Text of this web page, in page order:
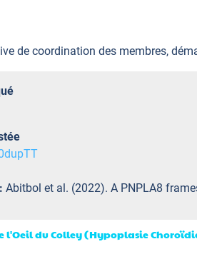
de coordination des membres,
Abitbol et al. (2022). A PNPLA8
l'Oeil du Colley (Hypoplasie